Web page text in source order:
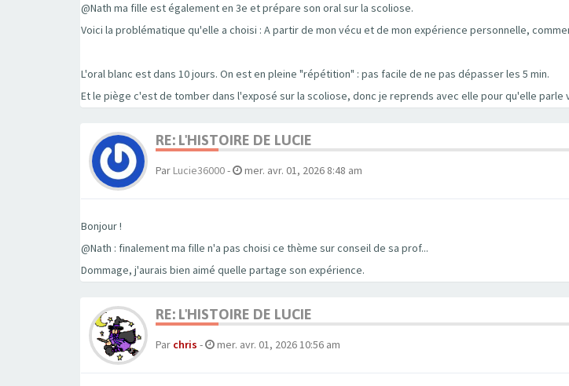
@Nath ma fille est également en 3e et prépare son oral sur la scoliose.
Voici la problématique qu'elle a choisi : A partir de mon vécu et de mon expérience personnelle,
L'oral blanc est dans 10 jours. On est en pleine "répétition" : pas facile de ne pas dépasser les 5 min.
Et le piège c'est de tomber dans l'exposé sur la scoliose, donc je reprends avec elle pour qu'elle parle
RE: L'HISTOIRE DE LUCIE
Par Lucie36000- mer. avr. 01, 2026 8:48 am
Bonjour !
@Nath : finalement ma fille n'a pas choisi ce thème sur conseil de sa prof...
Dommage, j'aurais bien aimé quelle partage son expérience.
RE: L'HISTOIRE DE LUCIE
Par chris - mer. avr. 01, 2026 10:56 am